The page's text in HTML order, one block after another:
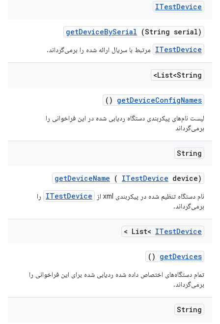
ITestDevice
getDeviceBySerial (String serial)
ITestDevice
مرتبط با سریال ارائه شده را برمی‌گرداند.
List<String>
getDeviceConfigNames
()
لیست نام‌های پیکربندی دستگاه ردیابی شده در این فراخوانی را
برمی‌گرداند
String
getDeviceName ( ITestDevice device)
نام دستگاه تنظیم شده در پیکربندی xml از ITestDevice
را
برمی‌گرداند.
List< ITestDevice
>
getDevices
()
تمام دستگاه‌های اختصاص داده شده ردیابی شده برای این فراخوانی را
برمی‌گرداند.
String